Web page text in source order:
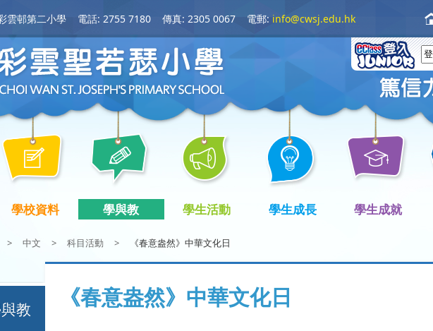
雲邨第二小學 電話: 2755 7180 傳真: 2305 0067 電郵: info@cwsj.edu.hk
學校資料 學與教 學生活動 學生成長 學生成就
> 中文 > 科目活動 > 《春意盎然》中華文化日
《春意盎然》中華文化日
教